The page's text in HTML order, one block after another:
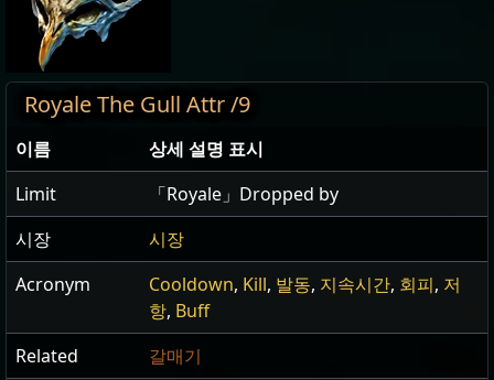
Royale The Gull Attr /9
이름
상세 설명 표시
Limit
「Royale」Dropped by
시장
시장
Acronym
Cooldown, Kill, 발동, 지속시간, 회피, 저
항, Buff
Related
갈매기